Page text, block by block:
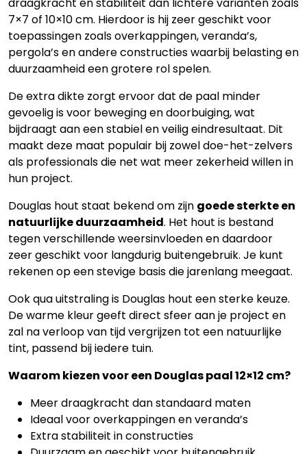
7×7 of 10×10 cm. Hierdoor is hij zeer geschikt voor
toepassingen zoals overkappingen, veranda’s,
pergola’s en andere constructies waarbij belasting en
duurzaamheid een grotere rol spelen.
De extra dikte zorgt ervoor dat de paal minder
gevoelig is voor beweging en doorbuiging, wat
bijdraagt aan een stabiel en veilig eindresultaat. Dit
maakt deze maat populair bij zowel doe-het-zelvers
als professionals die net wat meer zekerheid willen in
hun project.
Douglas hout staat bekend om zijn goede sterkte en
natuurlijke duurzaamheid. Het hout is bestand
tegen verschillende weersinvloeden en daardoor
zeer geschikt voor langdurig buitengebruik. Je kunt
rekenen op een stevige basis die jarenlang meegaat.
Ook qua uitstraling is Douglas hout een sterke keuze.
De warme kleur geeft direct sfeer aan je project en
zal na verloop van tijd vergrijzen tot een natuurlijke
tint, passend bij iedere tuin.
Waarom kiezen voor een Douglas paal 12×12 cm?
Meer draagkracht dan standaard maten
Ideaal voor overkappingen en veranda’s
Extra stabiliteit in constructies